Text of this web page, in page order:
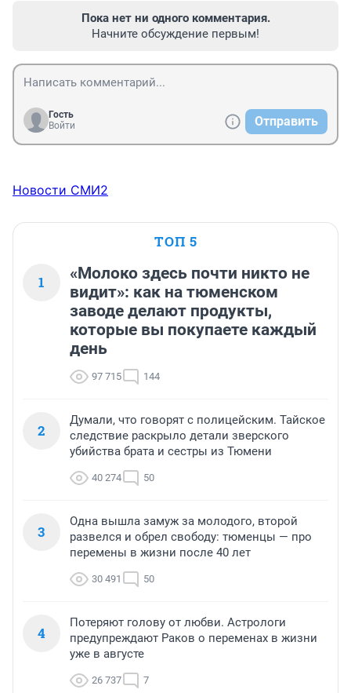
Пока нет ни одного комментария.
Начните обсуждение первым!
Гость
Войти
Отправить
Новости СМИ2
ТОП 5
1
«Молоко здесь почти никто не
видит»: как на тюменском
заводе делают продукты,
которые вы покупаете каждый
день
97 715 144
2
Думали, что говорят с полицейским. Тайское
следствие раскрыло детали зверского
убийства брата и сестры из Тюмени
40 274 50
3
Одна вышла замуж за молодого, второй
развелся и обрел свободу: тюменцы — про
перемены в жизни после 40 лет
30 491 50
4
Потеряют голову от любви. Астрологи
предупреждают Раков о переменах в жизни
уже в августе
26 737 7